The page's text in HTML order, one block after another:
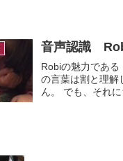
音声認識
Robiの魅力である
の言葉は割と理解
ん。 でも、そ